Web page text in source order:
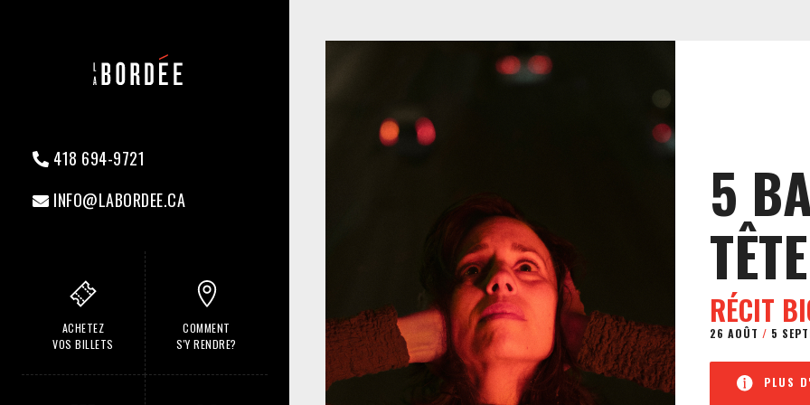
418 694-9721
INFO@LABORDEE.CA
ACHETEZ
VOS BILLETS
COMMENT
S'Y RENDRE?
5
TÊTE
RÉCIT
26 AOÛT / 5
PLUS